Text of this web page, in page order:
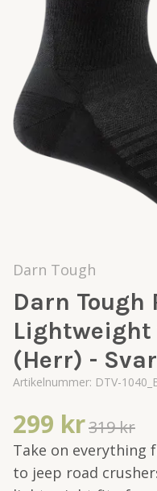
Darn Tough
Darn Tough
Lightweight
(Herr) -
Artikelnummer: DTV-
299 kr319 kr
Take on everything
to jeep road